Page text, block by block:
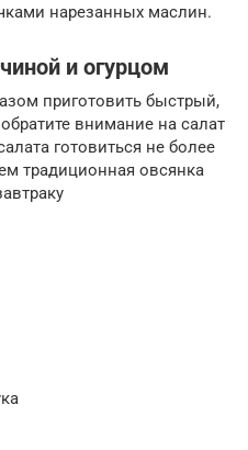
нарезанных маслин.
и огурцом
приготовить быстрый,
внимание на салат
готовиться не более
традиционная овсянка